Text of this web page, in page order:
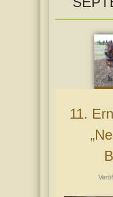
11. Erntefest der VG